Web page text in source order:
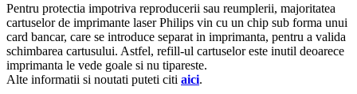
Pentru protectia impotriva reproducerii sau reumplerii, majoritatea
cartuselor de imprimante laser Philips vin cu un chip sub forma unui
card bancar, care se introduce separat in imprimanta, pentru a valida
schimbarea cartusului. Astfel, refill-ul cartuselor este inutil deoarece
imprimanta le vede goale si nu tipareste.
Alte informatii si noutati puteti citi aici.